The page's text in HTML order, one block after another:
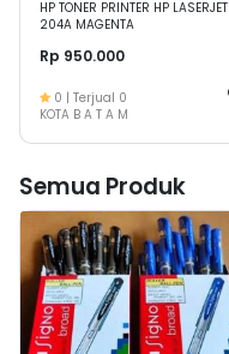
HP TONER PRINTER HP LASERJET
204A MAGENTA
Rp 950.000
0 | Terjual 0
KOTA B A T A M
Semua Produk